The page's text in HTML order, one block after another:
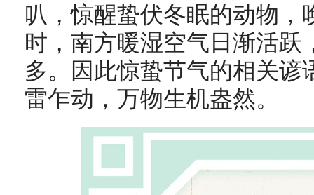
叭，惊醒蛰伏冬眠的动物，
时，南方暖湿空气日渐活跃
多。因此惊蛰节气的相关谚
雷乍动，万物生机盎然。